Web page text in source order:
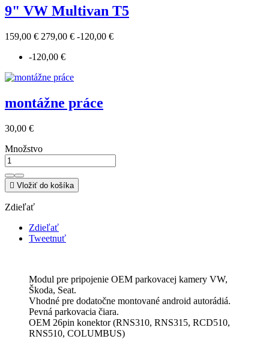
9" VW Multivan T5
159,00 € 279,00 € -120,00 €
-120,00 €
montážne práce
30,00 €
Množstvo
 Vložiť do košíka
Zdieľať
Zdieľať
Tweetnuť
Modul pre pripojenie OEM parkovacej kamery VW,
Škoda, Seat.
Vhodné pre dodatočne montované android autorádiá.
Pevná parkovacia čiara.
OEM 26pin konektor (RNS310, RNS315, RCD510,
RNS510, COLUMBUS)